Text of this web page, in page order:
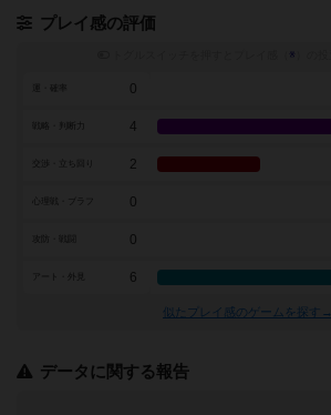
プレイ感の評価
※
0
戦略・判断力 4
2
0
0
アート・外見 6
似たプレイ感のゲームを探す→
データに関する報告